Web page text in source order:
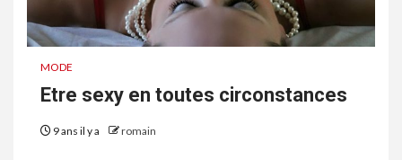
MODE
Etre sexy en toutes circonstances
9 ans il y a romain